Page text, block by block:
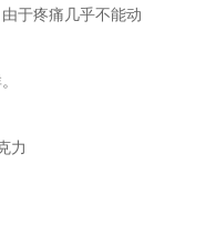
于疼痛几乎不能动
力